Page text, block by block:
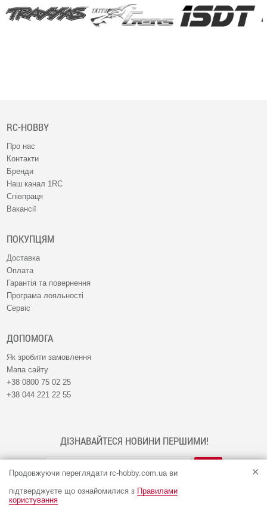
Продовжуючи переглядати rc-hobby.com.ua ви
підтверджуєте що ознайомилися з Правилами
користування
RC-HOBBY
Про нас
Контакти
Бренди
Наш канал 1RC
Співпраця
Вакансії
ПОКУПЦЯМ
Доставка
Оплата
Гарантія та повернення
Програма лояльності
Сервіс
ДОПОМОГА
Як зробити замовлення
Мапа сайту
+38 0800 75 02 25
+38 044 221 22 55
ДІЗНАВАЙТЕСЯ НОВИНИ ПЕРШИМИ!